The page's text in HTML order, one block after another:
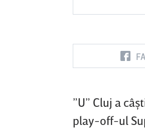
”U” Cluj a
play-off-ul
Vs